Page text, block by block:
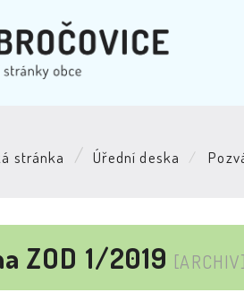
stránka Úřední deska
ZOD 1/2019 [ARCHIV]